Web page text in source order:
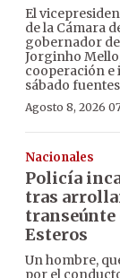
El
de la Cámara
gobernador
Jorginho
cooperación
sábado
Agosto 8, 2026
Nacionales
Policía
tras
transeúnte
Esteros
Un hombre,
por el